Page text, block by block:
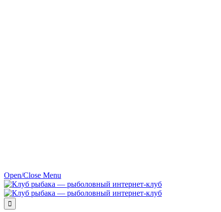
Open/Close Menu
